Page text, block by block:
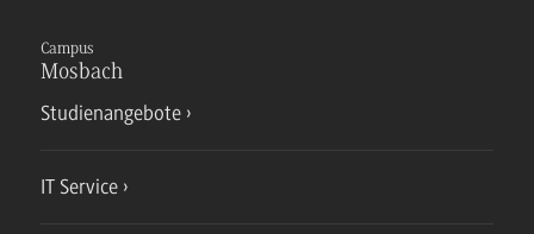
Campus
Mosbach
Studienangebote
IT Service